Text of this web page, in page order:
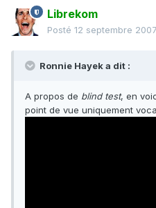
Librekom
Posté 12 septembre 2007
Ronnie Hayek a dit :
A propos de blind test, en
point de vue uniquement